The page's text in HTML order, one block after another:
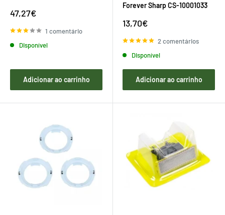
Preço
venda
47,27€
1 comentário
Disponível
Adicionar ao carrinho
Forever Sharp CS-10001033
Preço
venda
13,70€
2 comentários
Disponível
Adicionar ao carrinho